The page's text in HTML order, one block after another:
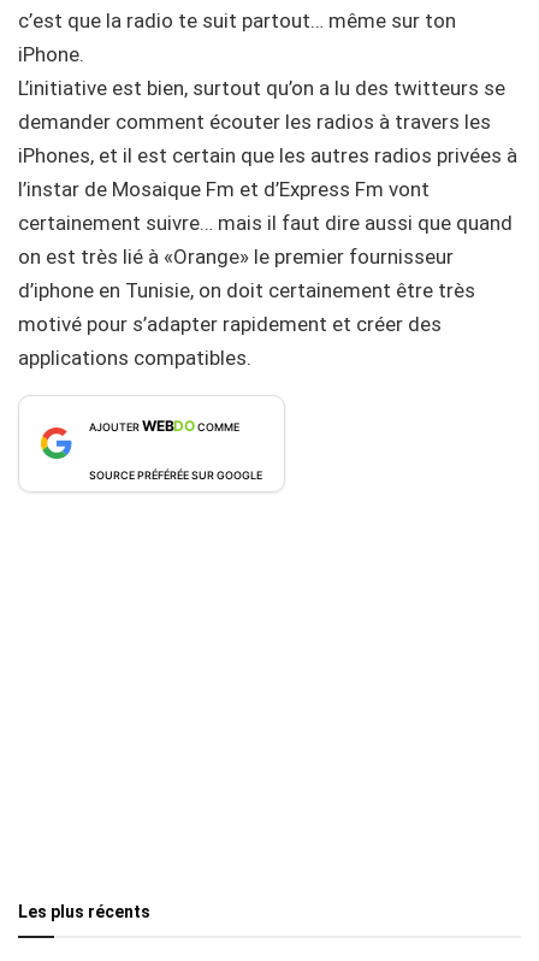
c’est que la radio te suit partout… même sur ton
iPhone.
L’initiative est bien, surtout qu’on a lu des twitteurs se
demander comment écouter les radios à travers les
iPhones, et il est certain que les autres radios privées à
l’instar de Mosaique Fm et d’Express Fm vont
certainement suivre… mais il faut dire aussi que quand
on est très lié à «Orange» le premier fournisseur
d’iphone en Tunisie, on doit certainement être très
motivé pour s’adapter rapidement et créer des
applications compatibles.
AJOUTERWEBDOCOMME
SOURCE PRÉFÉRÉE SUR GOOGLE
Les plus récents